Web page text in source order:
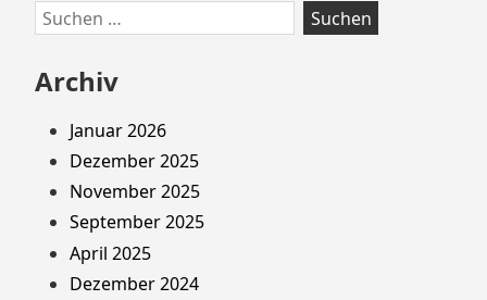
Suchen
nach:
Archiv
Januar 2026
Dezember 2025
November 2025
September 2025
April 2025
Dezember 2024